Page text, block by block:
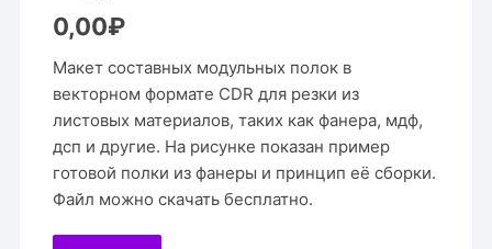
0,00₽
Макет составных модульных полок в
векторном формате CDR для резки из
листовых материалов, таких как фанера, мдф,
дсп и другие. На рисунке показан пример
готовой полки из фанеры и принцип её сборки.
Файл можно скачать бесплатно.